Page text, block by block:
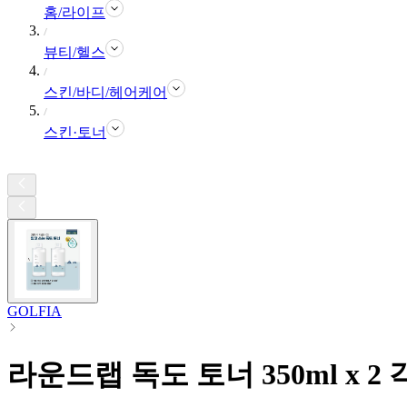
홈/라이프
뷰티/헬스
스킨/바디/헤어케어
스킨·토너
GOLFIA
라운드랩 독도 토너 350ml x 2